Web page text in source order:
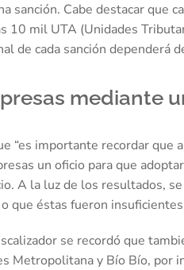
sanción. Cabe destacar que
10 mil UTA (Unidades
de cada sanción dependerá
mediante
“es importante recordar que
un oficio para que
A la luz de los resultados,
que éstas fueron
se recordó que
Metropolitana y Bío Bío, por